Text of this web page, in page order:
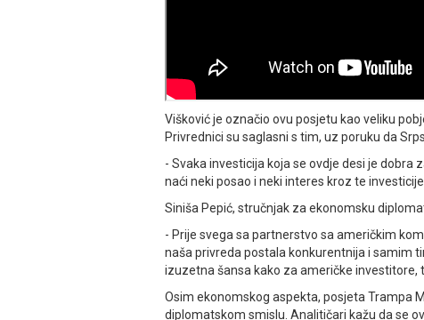
Višković je označio ovu posjetu kao veliku
Privrednici su saglasni s tim, uz poruku da
- Svaka investicija koja se ovdje desi je dobra
naći neki posao i neki interes kroz te
Siniša Pepić, stručnjak za ekonomsku
- Prije svega sa partnerstvo sa američkim
naša privreda postala konkurentnija i samim
izuzetna šansa kako za američke investitore,
Osim ekonomskog aspekta, posjeta Trampa
diplomatskom smislu. Analitičari kažu da se